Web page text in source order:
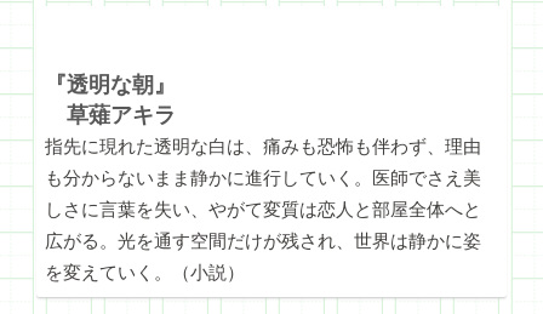
『透明な朝』
草薙アキラ
指先に現れた透明な白は、痛みも恐怖も伴わず、理由
も分からないまま静かに進行していく。医師でさえ美
しさに言葉を失い、やがて変質は恋人と部屋全体へと
広がる。光を通す空間だけが残され、世界は静かに姿
を変えていく。（小説）